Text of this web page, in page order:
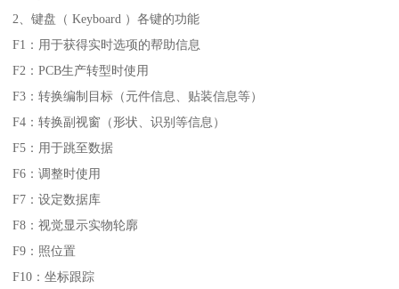
2、键盘（ Keyboard ）各键的功能
F1：用于获得实时选项的帮助信息
F2：PCB生产转型时使用
F3：转换编制目标（元件信息、贴装信息等）
F4：转换副视窗（形状、识别等信息）
F5：用于跳至数据
F6：调整时使用
F7：设定数据库
F8：视觉显示实物轮廓
F9：照位置
F10：坐标跟踪